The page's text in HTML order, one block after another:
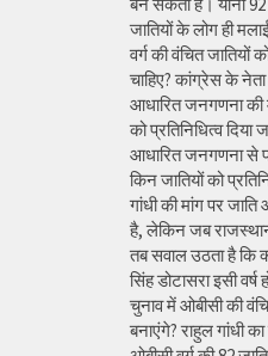
जातियों के लोग ही
वर्ग की वंचित जातियों
चाहिए? कांग्रेस के
आधारित जनगणना की
को प्रतिनिधित्व दिया
आधारित जनगणना से
किन जातियों को
गांधी की मांग पर
है, लेकिन जब राजस्थान
तब सवाल उठता है कि
सिंह डोटासरा इसी
चुनाव में ओबीसी की
बनाएंगे? राहुल गांधी